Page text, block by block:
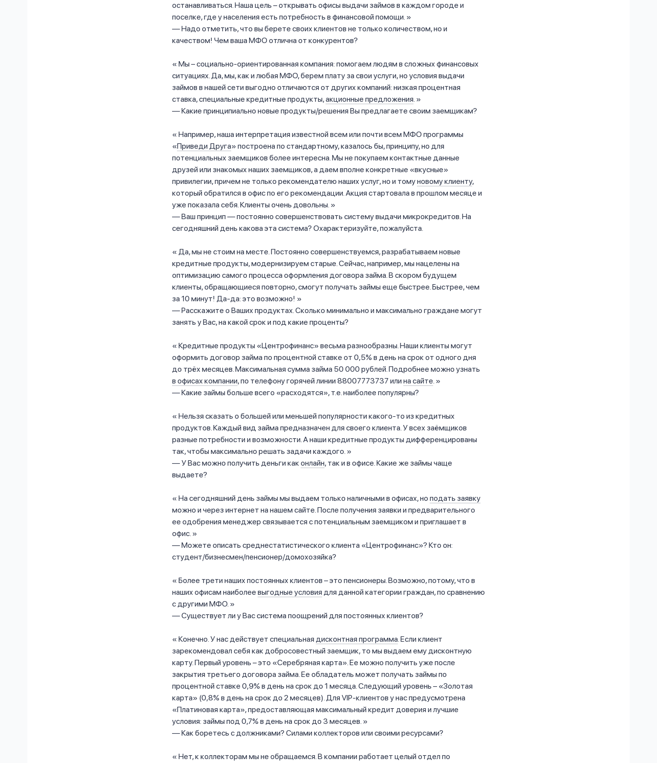
останавливаться. Наша цель – открывать офисы выдачи займов в каждом городе и
поселке, где у населения есть потребность в финансовой помощи.
— Надо отметить, что вы берете своих клиентов не только количеством, но и
качеством! Чем ваша МФО отлична от конкурентов?
Мы – социально-ориентированная компания: помогаем людям в сложных финансовых
ситуациях. Да, мы, как и любая МФО, берем плату за свои услуги, но условия выдачи
займов в нашей сети выгодно отличаются от других компаний: низкая процентная
ставка, специальные кредитные продукты,акционные предложения.
— Какие принципиально новые продукты/решения Вы предлагаете своим заемщикам?
Например, наша интерпретация известной всем или почти всем МФО программы
«Приведи Друга» построена по стандартному, казалось бы, принципу, но для
потенциальных заемщиков более интересна. Мы не покупаем контактные данные
друзей или знакомых наших заемщиков, а даем вполне конкретные «вкусные»
привилегии, причем не только рекомендателю наших услуг, но и томуновому клиенту,
который обратился в офис по его рекомендации. Акция стартовала в прошлом месяце и
уже показала себя. Клиенты очень довольны.
— Ваш принцип — постоянно совершенствовать систему выдачи микрокредитов. На
сегодняшний день какова эта система? Охарактеризуйте, пожалуйста.
Да, мы не стоим на месте. Постоянно совершенствуемся, разрабатываем новые
кредитные продукты, модернизируем старые. Сейчас, например, мы нацелены на
оптимизацию самого процесса оформления договора займа. В скором будущем
клиенты, обращающиеся повторно, смогут получать займы еще быстрее. Быстрее, чем
за 10 минут! Да-да: это возможно!
— Расскажите о Ваших продуктах. Сколько минимально и максимально граждане могут
занять у Вас, на какой срок и под какие проценты?
Кредитные продукты «Центрофинанс» весьма разнообразны. Наши клиенты могут
оформить договор займа по процентной ставке от 0,5% в день на срок от одного дня
до трёх месяцев. Максимальная сумма займа 50 000 рублей. Подробнее можно узнать
в офисах компании, по телефону горячей линии 88007773737 или на сайте.
— Какие займы больше всего «расходятся», т.е. наиболее популярны?
Нельзя сказать о большей или меньшей популярности какого-то из кредитных
продуктов. Каждый вид займа предназначен для своего клиента. У всех заёмщиков
разные потребности и возможности. А наши кредитные продукты дифференцированы
так, чтобы максимально решать задачи каждого.
— У Вас можно получить деньги как онлайн, так и в офисе. Какие же займы чаще
выдаете?
На сегодняшний день займы мы выдаем только наличными в офисах, но подать заявку
можно и через интернет на нашем сайте. После получения заявки и предварительного
ее одобрения менеджер связывается с потенциальным заемщиком и приглашает в
офис.
— Можете описать среднестатистического клиента «Центрофинанс»? Кто он:
студент/бизнесмен/пенсионер/домохозяйка?
Более трети наших постоянных клиентов – это пенсионеры. Возможно, потому, что в
наших офисам наиболее выгодные условия для данной категории граждан, по сравнению
с другими МФО.
— Существует ли у Вас система поощрений для постоянных клиентов?
Конечно. У нас действует специальная дисконтная программа. Если клиент
зарекомендовал себя как добросовестный заемщик, то мы выдаем ему дисконтную
карту. Первый уровень – это «Серебряная карта». Ее можно получить уже после
закрытия третьего договора займа. Ее обладатель может получать займы по
процентной ставке 0,9% в день на срок до 1 месяца. Следующий уровень – «Золотая
карта» (0,8% в день на срок до 2 месяцев). Для VIP-клиентов у нас предусмотрена
«Платиновая карта», предоставляющая максимальный кредит доверия и лучшие
условия: займы под 0,7% в день на срок до 3 месяцев.
— Как боретесь с должниками? Силами коллекторов или своими ресурсами?
Нет, к коллекторам мы не обращаемся. В компании работает целый отдел по